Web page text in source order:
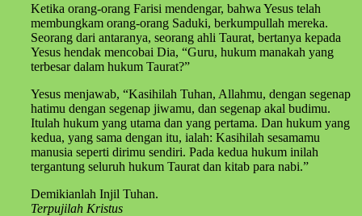
Ketika orang-orang Farisi mendengar, bahwa Yesus telah
membungkam orang-orang Saduki, berkumpullah mereka.
Seorang dari antaranya, seorang ahli Taurat, bertanya kepada
Yesus hendak mencobai Dia, “Guru, hukum manakah yang
terbesar dalam hukum Taurat?”
Yesus menjawab, “Kasihilah Tuhan, Allahmu, dengan segenap
hatimu dengan segenap jiwamu, dan segenap akal budimu.
Itulah hukum yang utama dan yang pertama. Dan hukum yang
kedua, yang sama dengan itu, ialah: Kasihilah sesamamu
manusia seperti dirimu sendiri. Pada kedua hukum inilah
tergantung seluruh hukum Taurat dan kitab para nabi.”
Demikianlah Injil Tuhan.
Terpujilah Kristus